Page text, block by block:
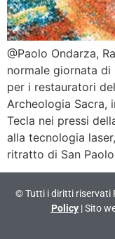
@Paolo Ondarza,
normale giornata
per i restauratori
Archeologia Sacra,
Tecla nei pressi
alla tecnologia
ritratto di San
© Tutti i diritti riservati
Policy| Sito